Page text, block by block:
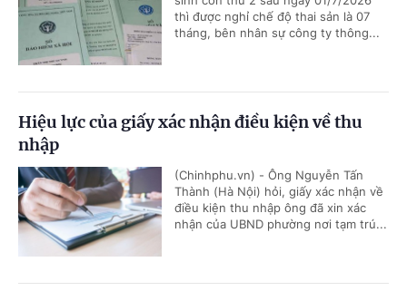
thì được nghỉ chế độ thai sản là 07
tháng, bên nhân sự công ty thông...
Hiệu lực của giấy xác nhận điều kiện về thu
nhập
(Chinhphu.vn) - Ông Nguyễn Tấn
Thành (Hà Nội) hỏi, giấy xác nhận về
điều kiện thu nhập ông đã xin xác
nhận của UBND phường nơi tạm trú...